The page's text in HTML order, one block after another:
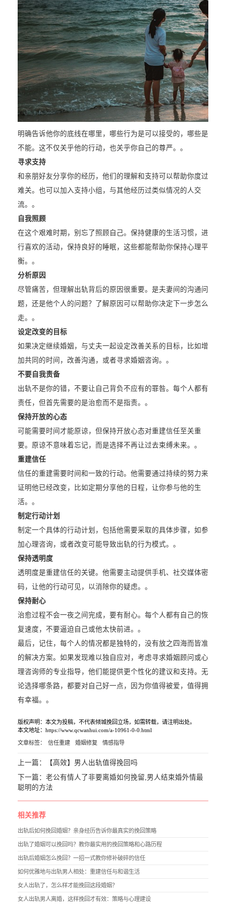
明确告诉他你的底线在哪里，哪些行为是可以接受的，哪些是
不能。这不仅关乎他的行动，也关乎你自己的尊严。。
寻求支持
和亲朋好友分享你的经历，他们的理解和支持可以帮助你度过
难关。也可以加入支持小组，与其他经历过类似情况的人交
流。。
自我照顾
在这个艰难时期，别忘了照顾自己。保持健康的生活习惯，进
行喜欢的活动，保持良好的睡眠，这些都能帮助你保持心理平
衡。。
分析原因
尽管痛苦，但理解出轨背后的原因很重要。是夫妻间的沟通问
题，还是他个人的问题？了解原因可以帮助你决定下一步怎么
走。。
设定改变的目标
如果决定继续婚姻，与丈夫一起设定改善关系的目标，比如增
加共同的时间，改善沟通，或者寻求婚姻咨询。。
不要自我责备
出轨不是你的错，不要让自己背负不应有的罪咎。每个人都有
责任，但首先需要的是治愈而不是指责。。
保持开放的心态
可能需要时间才能原谅，但保持开放心态对重建信任至关重
要。原谅不意味着忘记，而是选择不再让过去束缚未来。。
重建信任
信任的重建需要时间和一致的行动。他需要通过持续的努力来
证明他已经改变，比如定期分享他的日程，让你参与他的生
活。。
制定行动计划
制定一个具体的行动计划，包括他需要采取的具体步骤，如参
加心理咨询，或者改变可能导致出轨的行为模式。。
保持透明度
透明度是重建信任的关键。他需要主动提供手机、社交媒体密
码，让他的行动可见，以消除你的疑虑。。
保持耐心
治愈过程不会一夜之间完成，要有耐心。每个人都有自己的恢
复速度，不要逼迫自己或他太快前进。。
最后，记住，每个人的情况都是独特的，没有放之四海而皆准
的解决方案。如果发现难以独自应对，考虑寻求婚姻顾问或心
理咨询师的专业指导，他们能提供更个性化的建议和支持。无
论选择哪条路，都要对自己好一点，因为你值得被爱，值得拥
有幸福。。
版权声明：本文为投稿，不代表倾城挽回立场，如需转载，请注明出处。
本文地址：https://www.qcwanhui.com/a-10961-0-0.html
文章标签： 信任重建 婚姻修复 情感指导
上一篇：
【高效】男人出轨值得挽回吗
下一篇： 老公有情人了非要离婚如何挽留,男人结束婚外情最
聪明的方法
相关推荐
出轨后如何挽回婚姻？亲身经历告诉你最真实的挽回策略
出轨了婚姻可以挽回吗？教你最实用的挽回策略和心路历程
出轨后婚姻怎么挽回？一招一式教你修补破碎的信任
如何优雅地与出轨男人相处：重建信任与和谐生活
女人出轨了，怎么样才能挽回这段婚姻？
女人出轨男人离婚，这样挽回才有效：策略与心理建设